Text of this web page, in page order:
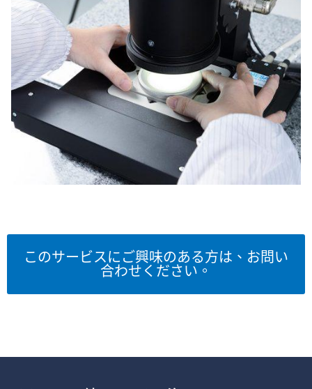
このサービスにご興味のある方は、お問い
合わせください。